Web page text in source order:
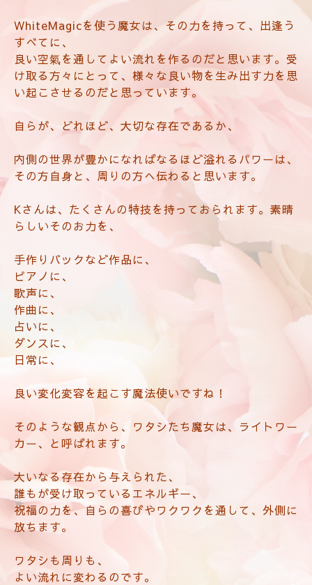
WhiteMagicを使う魔女は、その力を持って、 出逢う
すべてに、
良い空氣を通してよい流れを作るのだと思います。受
け取る方々にとって、様々な良い物を生み出す力を思
い起こさせるのだと思っています。
自らが、どれほど、大切な存在であるか、
内側の世界が豊かになればなるほど溢れるパワーは、
その方自身と、周りの方へ伝わると思います。
Kさんは、たくさんの特技を持っておられます。素晴
らしいそのお力を、
手作りバックなど作品に、
ピアノに、
歌声に、
作曲に、
占いに、
ダンスに、
日常に、
良い変化変容を起こす魔法使いですね！
そのような観点から、ワタシたち魔女は、ライトワー
カー、と呼ばれます。
大いなる存在から与えられた、
誰もが受け取っているエネルギー、
祝福の力を、自らの喜びやワクワクを通して、外側に
放ちます。
ワタシも周りも、
よい流れに変わるのです。